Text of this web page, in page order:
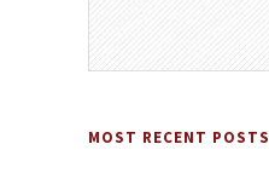
MOST RECENT POSTS